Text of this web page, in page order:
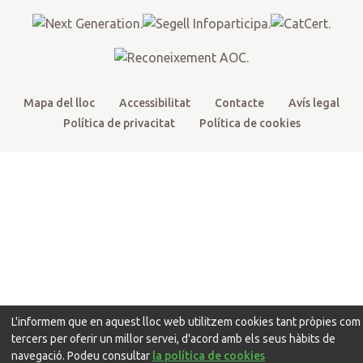
k
a
m
Mapa del lloc Accessibilitat Contacte
Avís legal
Política de privacitat
Política de cookies
L'informem que en aquest lloc web utilitzem cookies tant pròpies com
tercers per oferir un millor servei, d'acord amb els seus hàbits de
navegació. Podeu consultar la política de cookies